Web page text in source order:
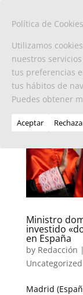
Ministro
investido
en España
by Redacción |
Uncategorized
Madrid
Política de Cookies
Utilizamos
nuestros
tus preferencias
tus hábitos de
Puedes obtener
Aceptar